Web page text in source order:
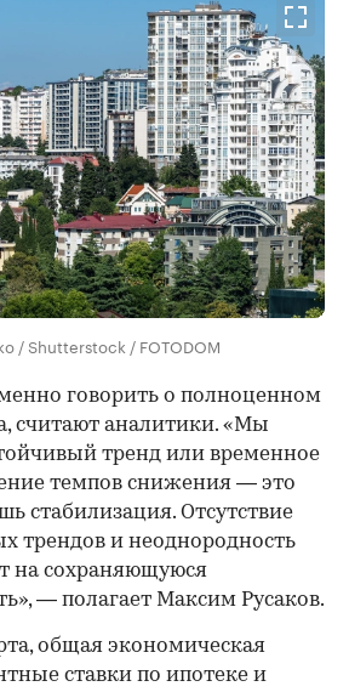
/ Shutterstock / FOTODOM
говорить о полноценном
считают аналитики. «Мы
тренд или временное
темпов снижения — это
стабилизация. Отсутствие
трендов и неоднородность
на сохраняющуюся
— полагает Максим Русаков.
общая экономическая
ставки по ипотеке и